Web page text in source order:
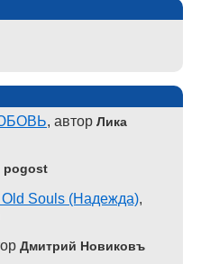
, автор Лика
pogost
Souls (Надежда),
Дмитрий Новиковъ